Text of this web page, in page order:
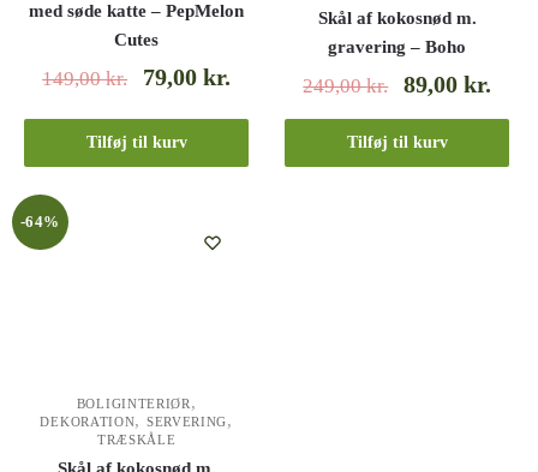
med søde katte – PepMelon
Cutes
149,00kr. 79,00kr.
Tilføj til kurv
Skål af kokosnød m.
gravering – Boho
249,00kr. 89,00kr.
Tilføj til kurv
-64%
BOLIGINTERIØR ,
DEKORATION, SERVERING,
TRÆSKÅLE